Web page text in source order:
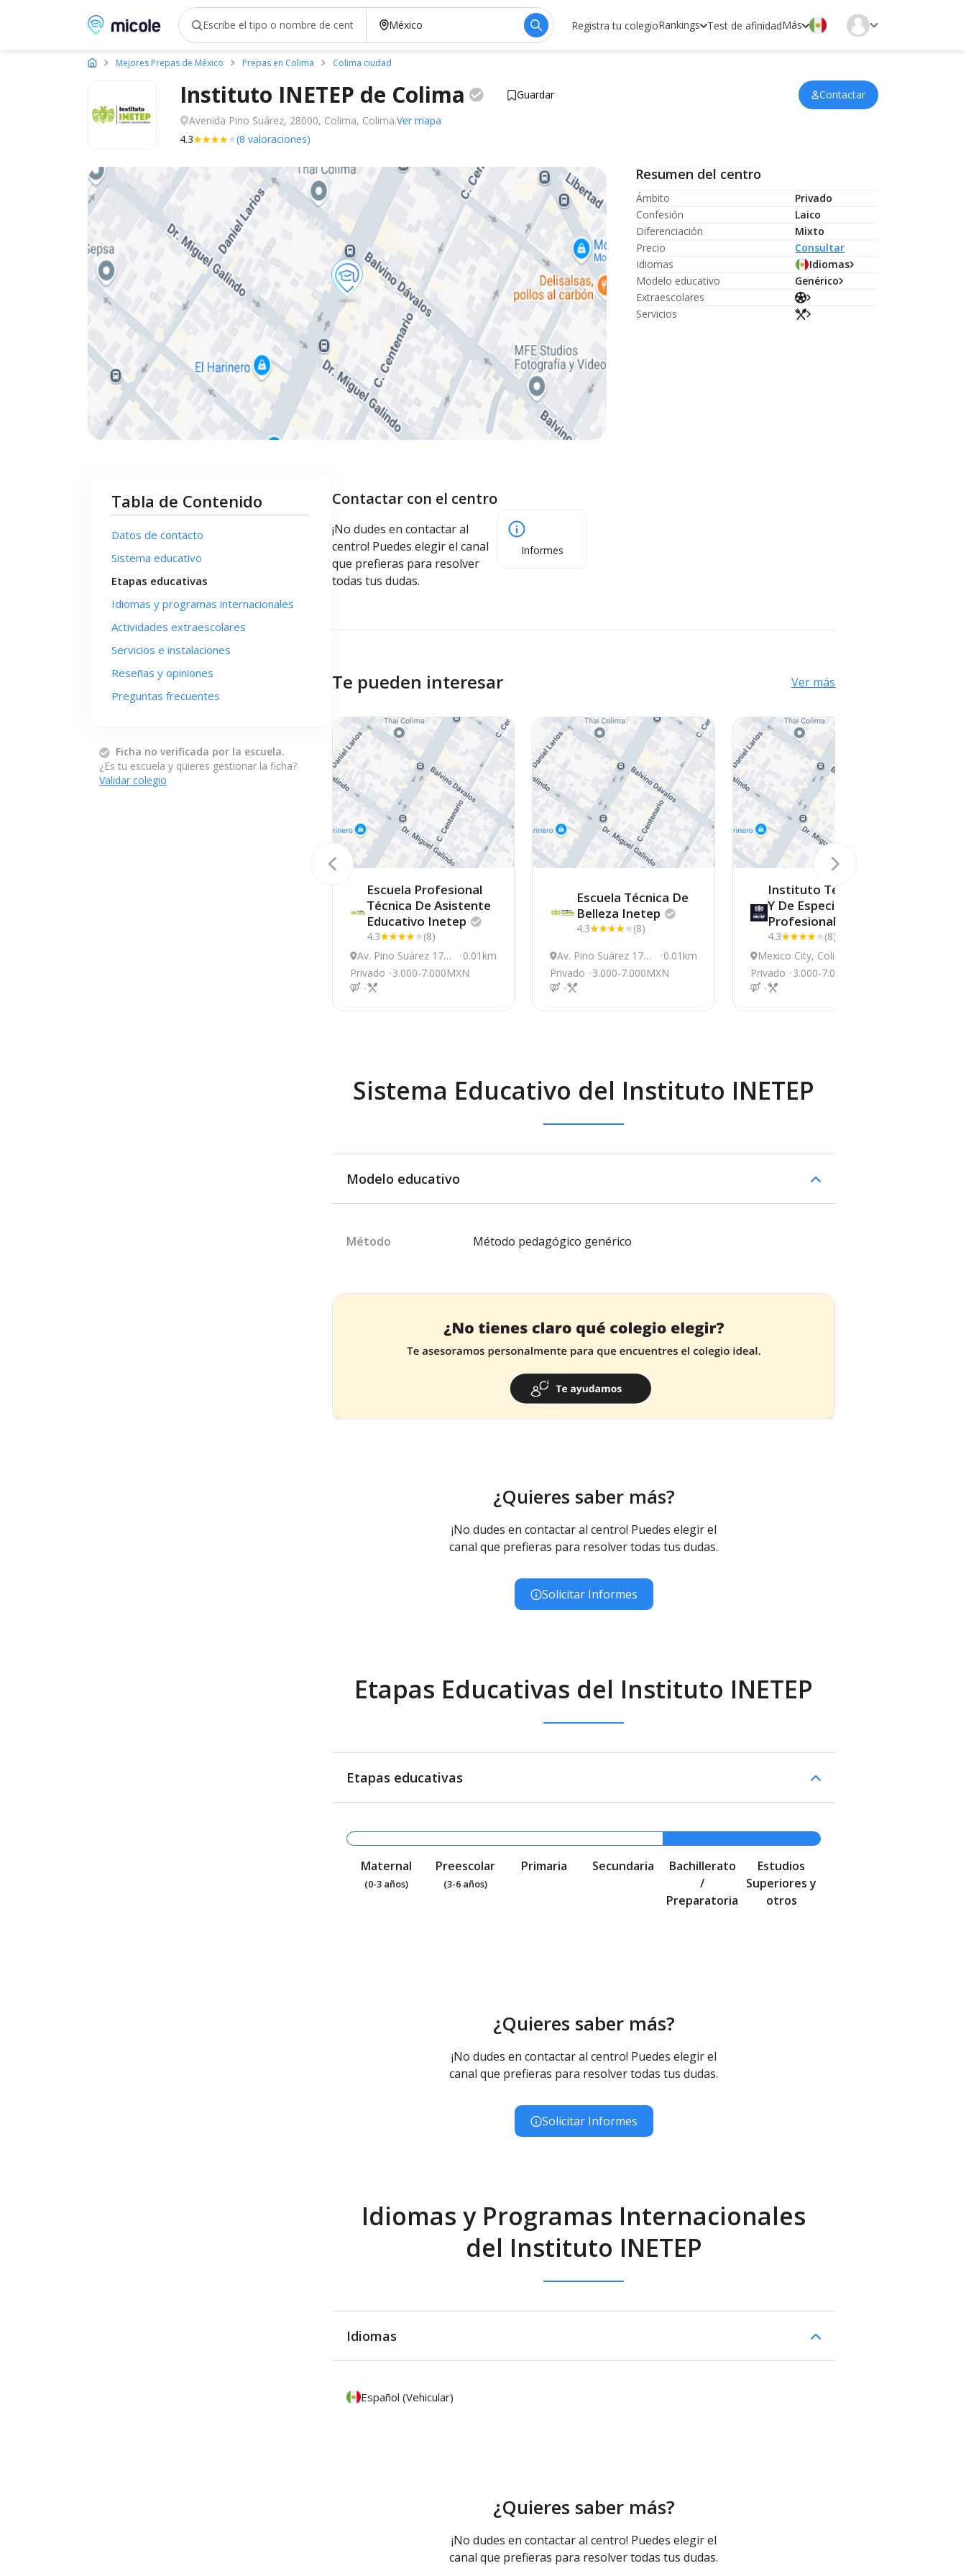
Micole, buscador de colegios Registra tu colegioRankings Test de afinidadMás
Mejores Prepas de México Prepas en Colima Colima ciudad
Instituto INETEP de Colima Guardar
Contactar
Avenida Pino Suárez, 28000, Colima, Colima.Ver mapa
4.3
(8 valoraciones)
Resumen del centro
Ámbito
Privado
Confesión
Laico
Diferenciación
Mixto
Precio
Consultar
Idiomas
Idiomas
Modelo educativo
Genérico
Extraescolares
Servicios
Tabla de Contenido
Datos de contacto
Sistema educativo
Etapas educativas
Idiomas y programas internacionales
Actividades extraescolares
Servicios e instalaciones
Reseñas y opiniones
Preguntas frecuentes
Ficha no verificada por la escuela.
¿Es tu escuela y quieres gestionar la ficha?
Validar colegio
Contactar con el centro
¡No dudes en contactar al
centro! Puedes elegir el canal
que prefieras para resolver
todas tus dudas.
Informes
Te pueden interesar Ver más
Escuela Profesional
Técnica De Asistente
Educativo Inetep
4.3
(8)
Av. Pino Suárez 178,
Colima
0.01km
Privado
3.000-7.000MXN
Escuela Técnica De
Belleza Inetep
4.3
(8)
Av. Pino Suárez 178,
Colima
0.01km
Privado
3.000-7.000MXN
Instituto Tecnológico
Y De Especialidades
Profesionales
4.3
(8)
Mexico City, Colima
Privado
3.000-7.000MXN
Sistema Educativo del Instituto INETEP
Modelo educativo
Método Método pedagógico genérico
¿Quieres saber más?
¡No dudes en contactar al centro! Puedes elegir el
canal que prefieras para resolver todas tus dudas.
Solicitar Informes
Etapas Educativas del Instituto INETEP
Etapas educativas
Maternal
(0-3 años)
Preescolar
(3-6 años)
Primaria Secundaria
Bachillerato
/
Preparatoria
Estudios
Superiores y
otros
¿Quieres saber más?
¡No dudes en contactar al centro! Puedes elegir el
canal que prefieras para resolver todas tus dudas.
Solicitar Informes
Idiomas y Programas Internacionales
del Instituto INETEP
Idiomas
Español (Vehicular)
¿Quieres saber más?
¡No dudes en contactar al centro! Puedes elegir el
canal que prefieras para resolver todas tus dudas.